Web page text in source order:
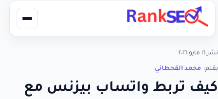
نشر ١٦ مايو ٢٠٢٦
بقلم: محمد القحطاني
كيف تربط واتساب بيزنس مع